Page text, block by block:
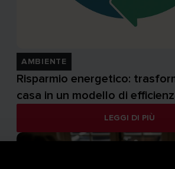
AMBIENTE
Risparmio energetico:
casa in un modello di
LEGGI DI PIÙ